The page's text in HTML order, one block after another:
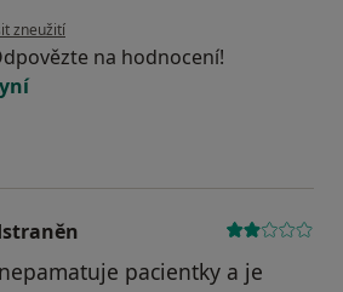
uživatele Váš účet byl odstraněn
zneužití
na hodnocení!
pacientky a je